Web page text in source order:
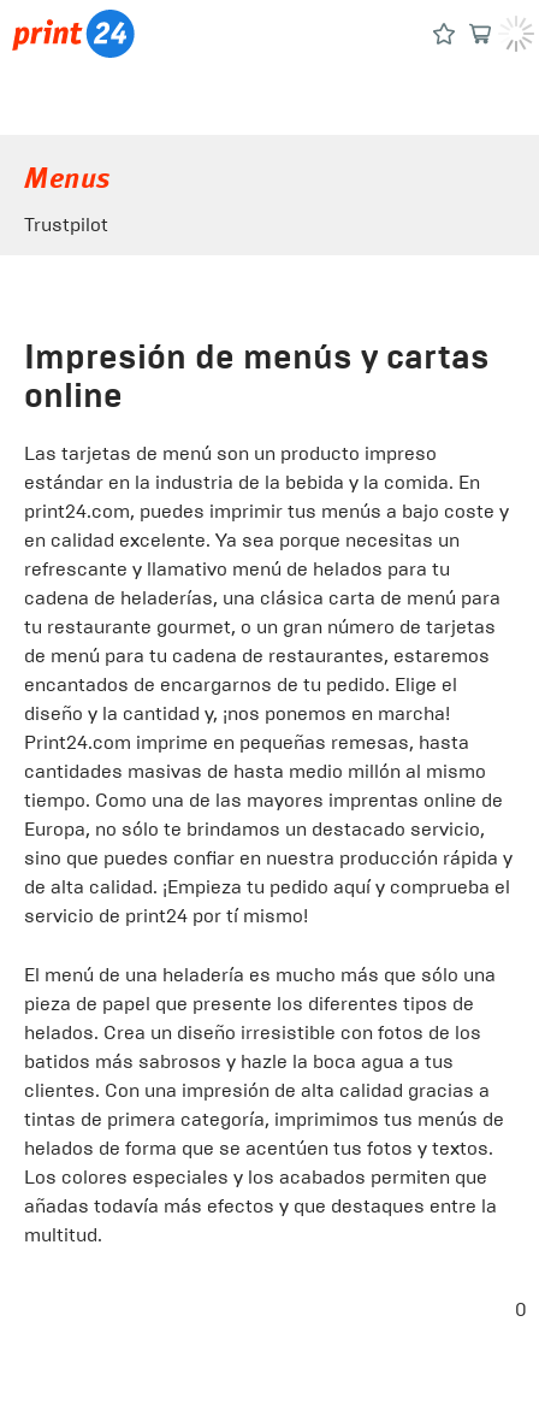
Menus
Trustpilot
Impresión de menús y cartas
online
Las tarjetas de menú son un producto impreso
estándar en la industria de la bebida y la comida. En
print24.com, puedes imprimir tus menús a bajo coste y
en calidad excelente. Ya sea porque necesitas un
refrescante y llamativo menú de helados para tu
cadena de heladerías, una clásica carta de menú para
tu restaurante gourmet, o un gran número de tarjetas
de menú para tu cadena de restaurantes, estaremos
encantados de encargarnos de tu pedido. Elige el
diseño y la cantidad y, ¡nos ponemos en marcha!
Print24.com imprime en pequeñas remesas, hasta
cantidades masivas de hasta medio millón al mismo
tiempo. Como una de las mayores imprentas online de
Europa, no sólo te brindamos un destacado servicio,
sino que puedes confiar en nuestra producción rápida y
de alta calidad. ¡Empieza tu pedido aquí y comprueba el
servicio de print24 por tí mismo!
El menú de una heladería es mucho más que sólo una
pieza de papel que presente los diferentes tipos de
helados. Crea un diseño irresistible con fotos de los
batidos más sabrosos y hazle la boca agua a tus
clientes. Con una impresión de alta calidad gracias a
tintas de primera categoría, imprimimos tus menús de
helados de forma que se acentúen tus fotos y textos.
Los colores especiales y los acabados permiten que
añadas todavía más efectos y que destaques entre la
multitud.
0